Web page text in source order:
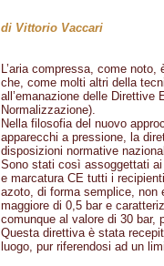
di Vittorio Vaccari
L’aria compressa, come
che, come molti altri della
all’emanazione delle Direttive
Normalizzazione).
Nella filosofia del nuovo
apparecchi a pressione, la
disposizioni normative
Sono stati così assoggettati
e marcatura CE tutti i
azoto, di forma semplice, non
maggiore di 0,5 bar e
comunque al valore di 30 bar,
Questa direttiva è stata
luogo, pur riferendosi ad un